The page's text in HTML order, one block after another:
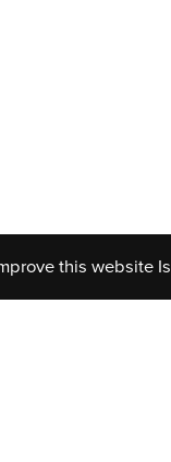
this website